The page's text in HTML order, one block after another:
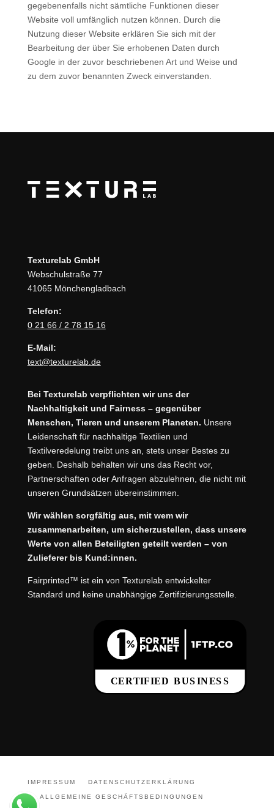
gegebenenfalls nicht sämtliche Funktionen dieser
Website voll umfänglich nutzen können. Durch die
Nutzung dieser Website erklären Sie sich mit der
Bearbeitung der über Sie erhobenen Daten durch
Google in der zuvor beschriebenen Art und Weise und
zu dem zuvor benannten Zweck einverstanden.
Texturelab GmbH
Webschulstraße 77
41065 Mönchengladbach
Telefon:
0 21 66 / 2 78 15 16
E-Mail:
text@texturelab.de
Bei Texturelab verpflichten wir uns der
Nachhaltigkeit und Fairness – gegenüber
Menschen, Tieren und unserem Planeten. Unsere
Leidenschaft für nachhaltige Textilien und
Textilveredelung treibt uns an, stets unser Bestes zu
geben. Deshalb behalten wir uns das Recht vor,
Partnerschaften oder Anfragen abzulehnen, die nicht mit
unseren Grundsätzen übereinstimmen.
Wir wählen sorgfältig aus, mit wem wir
zusammenarbeiten, um sicherzustellen, dass unsere
Werte von allen Beteiligten geteilt werden – von
Zulieferer bis Kund:innen.
Fairprinted™ ist ein von Texturelab entwickelter
Standard und keine unabhängige Zertifizierungsstelle.
IMPRESSUM DATENSCHUTZERKLÄRUNG
ALLGEMEINE GESCHÄFTSBEDINGUNGEN